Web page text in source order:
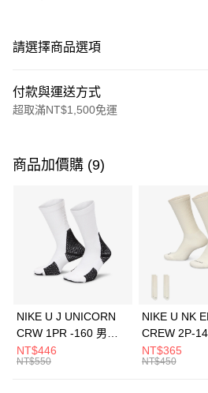
請選擇商品選項
付款與運送方式
超取滿NT$1,500免運
信用卡一次付款
3 期 0 利率 每期
合作金庫商業銀行
第
華南商業銀行
彰
上海商業儲蓄銀行
元大商業銀行
Apple Pay
全盈+PAY
AFTEE先享後付
商品加價購 (9)
NIKE U J UNICORN
CRW 1PR -160 男女
中統襪 FZ3393100
NT$446
NT$550
NIKE U NK
CREW 2P-
EMBRDY 男
FZ3073133
NT$365
NT$450